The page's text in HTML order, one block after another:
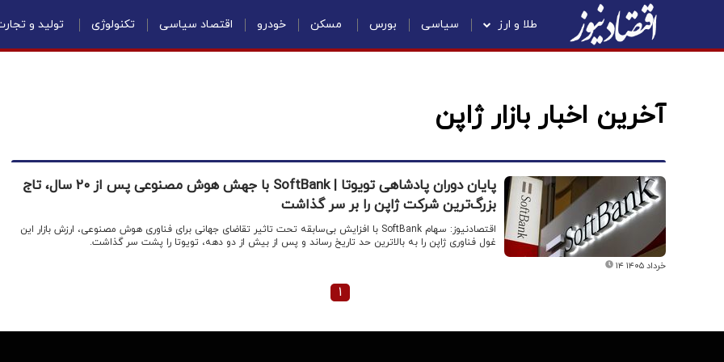
طلا و ارز سیاسی بورس مسکن خودرو اقتصاد سیاسی تکنولوژی تولید و
آخرین اخبار بازار ژاپن
پایان دوران پادشاهی تویوتا | SoftBank با جهش هوش مصنوعی پس از ۲۰ سال، تاج
بزرگ‌ترین شرکت ژاپن را بر سر گذاشت
اقتصادنیوز: سهام SoftBank با افزایش بی‌سابقه تحت تاثیر تقاضای جهانی برای فناوری هوش مصنوعی، ارزش بازار این
غول فناوری ژاپن را به بالاترین حد تاریخ رساند و پس از بیش از دو دهه، تویوتا را پشت سر گذاشت.
۱۴ خرداد ۱۴۰۵
۱